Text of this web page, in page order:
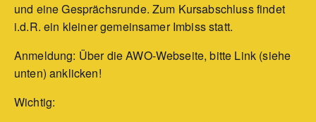
und eine Gesprächsrunde. Zum Kursabschluss findet
i.d.R. ein kleiner gemeinsamer Imbiss statt.
Anmeldung: Über die AWO-Webseite, bitte Link (siehe
unten) anklicken!
Wichtig: